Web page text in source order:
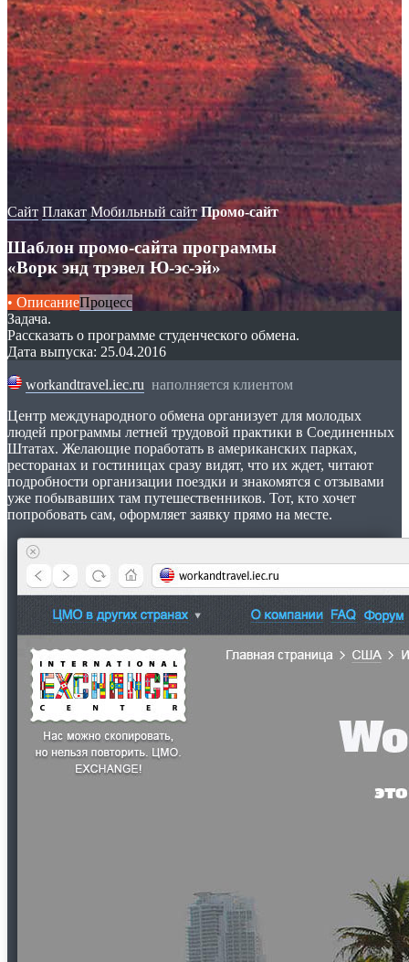
Сайт Плакат Мобильный сайт Промо-сайт
Шаблон промо-сайта программы
«Ворк энд трэвел Ю-эс-эй»
• ОписаниеПроцесс
Задача.
Рассказать о программе студенческого обмена.
Дата выпуска: 25.04.2016
workandtravel.iec.ru наполняется клиентом
Центр международного обмена организует для молодых
людей программы летней трудовой практики в Соединенных
Штатах. Желающие поработать в американских парках,
ресторанах и гостиницах сразу видят, что их ждет, читают
подробности организации поездки и знакомятся с отзывами
уже побывавших там путешественников. Тот, кто хочет
попробовать сам, оформляет заявку прямо на месте.